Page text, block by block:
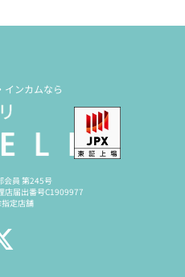
インカムなら
会員 第245号
店届出番号C1909977
定店舗